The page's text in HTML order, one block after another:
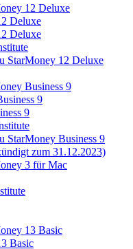
12 Deluxe
Deluxe
Deluxe
StarMoney 12 Deluxe
Business 9
9
9
StarMoney Business 9
zum 31.12.2023)
3 für Mac
13 Basic
Basic